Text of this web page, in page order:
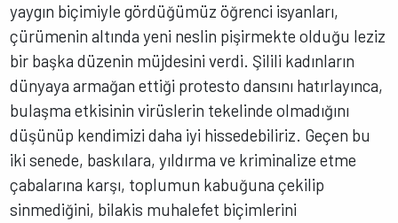
yaygın biçimiyle gördüğümüz öğrenci isyanları,
çürümenin altında yeni neslin pişirmekte olduğu leziz
bir başka düzenin müjdesini verdi. Şilili kadınların
dünyaya armağan ettiği protesto dansını hatırlayınca,
bulaşma etkisinin virüslerin tekelinde olmadığını
düşünüp kendimizi daha iyi hissedebiliriz. Geçen bu
iki senede, baskılara, yıldırma ve kriminalize etme
çabalarına karşı, toplumun kabuğuna çekilip
sinmediğini, bilakis muhalefet biçimlerini